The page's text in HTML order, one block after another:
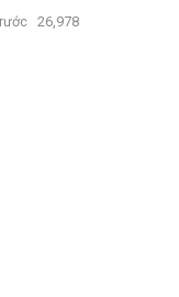
26,978